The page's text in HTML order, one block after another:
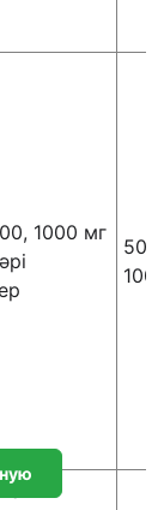
1000 мг
500
фла